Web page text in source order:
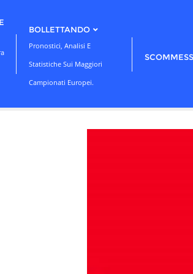
BOLLETTANDO
Pronostici, Analisi E
Statistiche Sui Maggiori
Campionati Europei.